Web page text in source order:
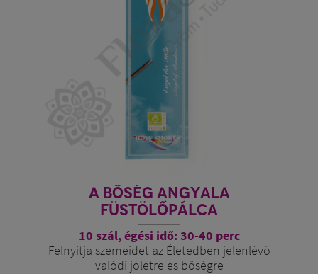
A BŐSÉG ANGYALA
FÜSTÖLŐPÁLCA
10 szál, égési idő: 30-40 perc
Felnyitja szemeidet az Életedben jelenlévő
valódi jólétre és bőségre